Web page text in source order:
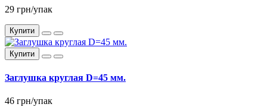
29 грн/упак
Купити
Купити
Заглушка круглая D=45 мм.
46 грн/упак